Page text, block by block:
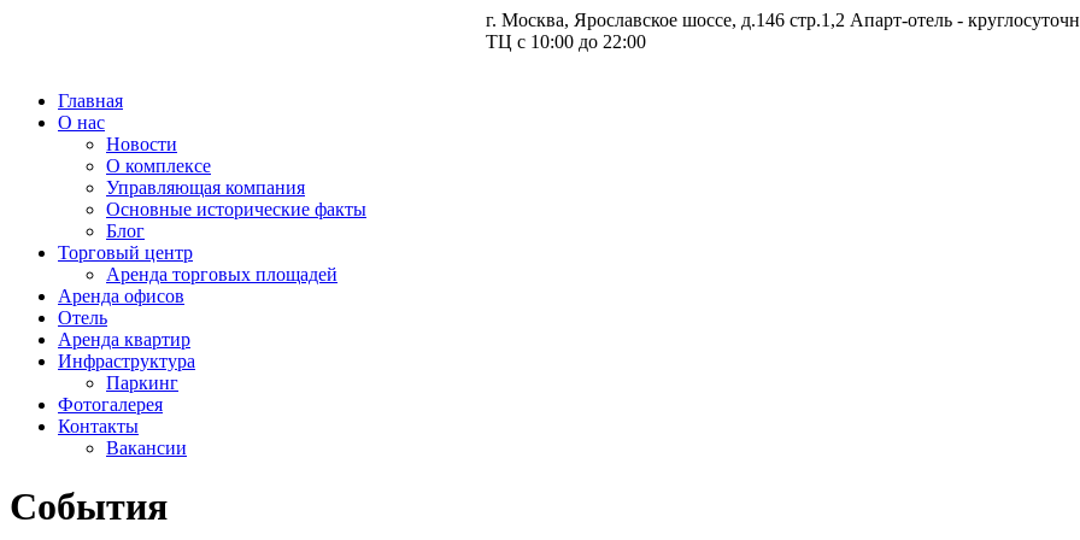
г. Москва, Ярославское шоссе, д.146 стр.1,2 Апарт-отель -
ТЦ с 10:00 до 22:00
Главная
О нас
Новости
О комплексе
Управляющая компания
Основные исторические факты
Блог
Торговый центр
Аренда торговых площадей
Аренда офисов
Отель
Аренда квартир
Инфраструктура
Паркинг
Фотогалерея
Контакты
Вакансии
События